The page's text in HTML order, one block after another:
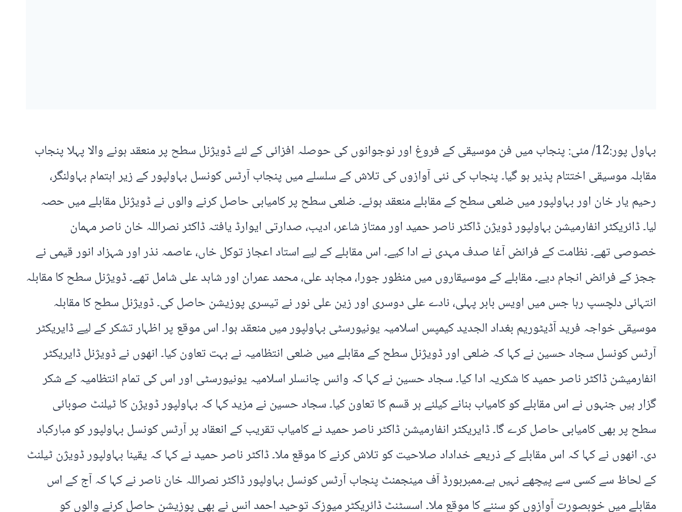
بہاول پور:12/ مئی: پنجاب میں فن موسیقی کے فروغ اور نوجوانوں کی حوصلہ افزائی کے لئے ڈویژنل سطح پر منعقد ہونے والا پہلا پنجاب
مقابلہ موسیقی اختتام پذیر ہو گیا۔ پنجاب کی نئی آوازوں کی تلاش کے سلسلے میں پنجاب آرٹس کونسل بہاولپور کے زیر اہتمام بہاولنگر،
رحیم یار خان اور بہاولپور میں ضلعی سطح کے مقابلے منعقد ہوئے۔ ضلعی سطح پر کامیابی حاصل کرنے والوں نے ڈویژنل مقابلے میں حصہ
لیا۔ ڈائریکٹر انفارمیشن بہاولپور ڈویژن ڈاکٹر ناصر حمید اور ممتاز شاعر، ادیب، صدارتی ایوارڈ یافتہ ڈاکٹر نصراللہ خان ناصر مہمان
خصوصی تھے۔ نظامت کے فرائض آغا صدف مہدی نے ادا کیے۔ اس مقابلے کے لیے استاد اعجاز توکل خاں، عاصمہ نذر اور شہزاد انور قیمی نے
ججز کے فرائض انجام دیے۔ مقابلے کے موسیقاروں میں منظور جورا، مجاہد علی، محمد عمران اور شاہد علی شامل تھے۔ ڈویژنل سطح کا مقابلہ
انتہائی دلچسپ رہا جس میں اویس بابر پہلی، نادے علی دوسری اور زین علی نور نے تیسری پوزیشن حاصل کی۔ ڈویژنل سطح کا مقابلہ
موسیقی خواجہ فرید آڈیٹوریم بغداد الجدید کیمپس اسلامیہ یونیورسٹی بہاولپور میں منعقد ہوا۔ اس موقع پر اظہار تشکر کے لیے ڈایریکٹر
آرٹس کونسل سجاد حسین نے کہا کہ ضلعی اور ڈویژنل سطح کے مقابلے میں ضلعی انتظامیہ نے بہت تعاون کیا۔ انھوں نے ڈویژنل ڈایریکٹر
انفارمیشن ڈاکٹر ناصر حمید کا شکریہ ادا کیا۔ سجاد حسین نے کہا کہ وائس چانسلر اسلامیہ یونیورسٹی اور اس کی تمام انتظامیہ کے شکر
گزار ہیں جنہوں نے اس مقابلے کو کامیاب بنانے کیلئے ہر قسم کا تعاون کیا۔ سجاد حسین نے مزید کہا کہ بہاولپور ڈویژن کا ٹیلنٹ صوبائی
سطح پر بھی کامیابی حاصل کرے گا۔ ڈایریکٹر انفارمیشن ڈاکٹر ناصر حمید نے کامیاب تقریب کے انعقاد پر آرٹس کونسل بہاولپور کو مبارکباد
دی۔ انھوں نے کہا کہ اس مقابلے کے ذریعے خداداد صلاحیت کو تلاش کرنے کا موقع ملا۔ ڈاکٹر ناصر حمید نے کہا کہ یقینا بہاولپور ڈویژن ٹیلنٹ
کے لحاظ سے کسی سے پیچھے نہیں ہے۔ممبربورڈ آف مینجمنٹ پنجاب آرٹس کونسل بہاولپور ڈاکٹر نصراللہ خان ناصر نے کہا کہ آج کے اس
مقابلے میں خوبصورت آوازوں کو سننے کا موقع ملا۔ اسسٹنٹ ڈائریکٹر میوزک توحید احمد انس نے بھی پوزیشن حاصل کرنے والوں کو